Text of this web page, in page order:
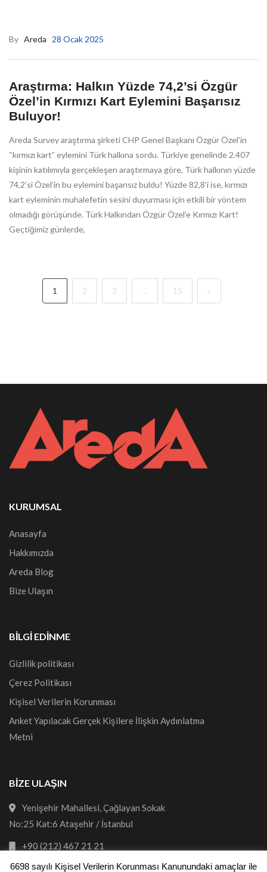
By Areda 28 Ocak 2025
Araştırma: Halkın Yüzde 74,2’si Özgür
Özel’in Kırmızı Kart Eylemini Başarısız
Buluyor!
Areda Survey araştırma şirketi CHP Genel Başkanı Özgür Özel’in
“kırmızı kart” eylemini Türk halkına sordu. Türkiye genelinde 2.407
kişinin katılımıyla gerçekleşen araştırmaya göre, Türk halkının yüzde
74,2’si Özel’in bu eylemini başarısız buldu! Yüzde 82,8’i ise, kırmızı
kart eyleminin muhalefetin sesini duyurması için etkili bir yöntem
olmadığı görüşünde. Türk Halkından Özgür Özel’e Kırmızı Kart!
Geçtiğimiz günlerde,
1 2 3 … 15 »
KURUMSAL
Anasayfa
Hakkımızda
Areda Blog
Bize Ulaşın
BILGI EDINME
Gizlilik politikası
Çerez Politikası
Kişisel Verilerin Korunması
Anket Yapılacak Gerçek Kişilere İlişkin Aydınlatma
Metni
BİZE ULAŞIN
Yenişehir Mahallesi, Çağlayan Sokak
No:25 Kat:6 Ataşehir / İstanbul
+90 (212) 467 21 21
bilgi@areda.com
6698 sayılı Kişisel Verilerin Korunması Kanunundaki amaçlar ile